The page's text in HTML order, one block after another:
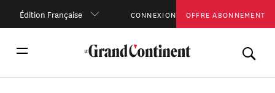
Édition Française CONNEXION OFFRE ABONNEMENT